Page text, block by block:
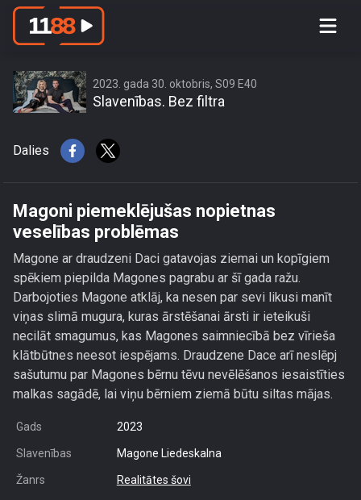
Magoni piemeklējušas nopietnas
2023. gada 30. oktobris, S09 E40
Slavenības. Bez filtra
Dalies
Magoni piemeklējušas nopietnas
veselības problēmas
Magone ar draudzeni Daci gatavojas ziemai un kopīgiem
spēkiem piepilda Magones pagrabu ar šī gada ražu.
Darbojoties Magone atklāj, ka nesen par sevi likusi manīt
viņas slimā mugura, kuras ārstēšanai ārsti ir ieteikuši
necilāt smagumus, kas Magones saimniecībā bez vīrieša
klātbūtnes neesot iespējams. Draudzene Dace arī neslēpj
sašutumu par Magones bērnu tēvu nevēlēšanos iesaistīties
malkas sagādē, lai viņu bērniem ziemā būtu siltas mājas.
Gads 2023
Slavenības Magone Liedeskalna
Žanrs Realitātes šovi